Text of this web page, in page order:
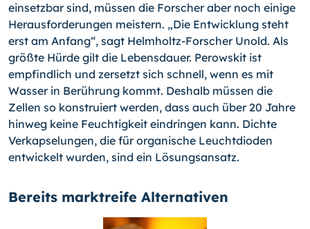
einsetzbar sind, müssen die For­scher aber noch einige
Herausforderungen meistern. „Die Entwicklung steht
erst am Anfang“, sagt Helmholtz-Forscher Unold. Als
größte Hürde gilt die Lebensdauer. Pe­rowskit ist
empfindlich und zersetzt sich schnell, wenn es mit
Wasser in Berührung kommt. Deshalb müssen die
Zellen so konstruiert werden, dass auch über 20 Jahre
hinweg keine Feuchtigkeit eindringen kann. Dichte
Verkapselungen, die für organische Leuchtdioden
entwickelt wurden, sind ein Lösungsansatz.
Bereits marktreife Alternativen